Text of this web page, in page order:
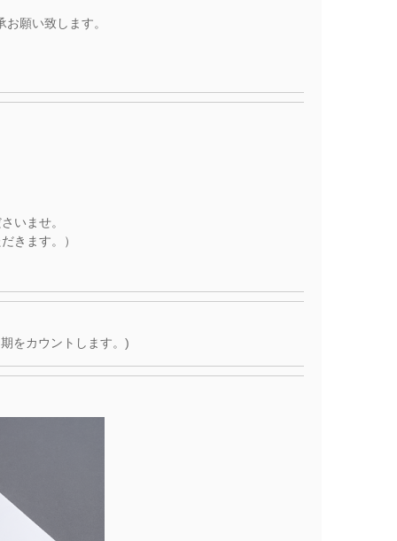
願い致します。
いませ。
きます。）
をカウントします。)